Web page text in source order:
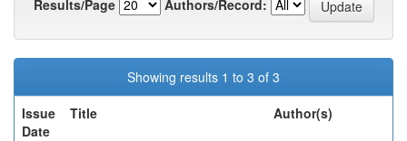
Results/Page
Authors/Record:
Showing results 1 to 3 of 3
Issue
Date
Title Author(s)